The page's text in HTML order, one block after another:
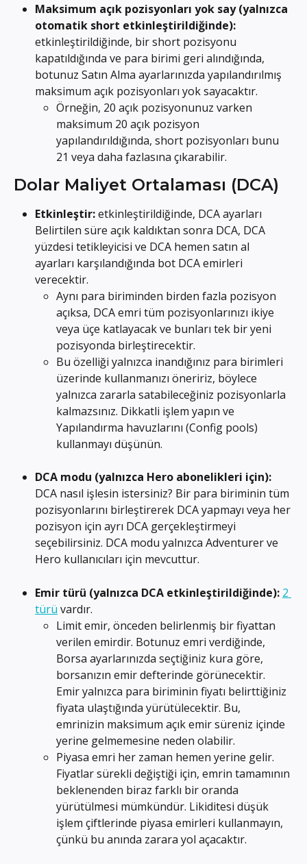
Maksimum açık pozisyonları yok say (yalnızca
otomatik short etkinleştirildiğinde):
etkinleştirildiğinde, bir short pozisyonu
kapatıldığında ve para birimi geri alındığında,
botunuz Satın Alma ayarlarınızda yapılandırılmış
maksimum açık pozisyonları yok sayacaktır.
Örneğin, 20 açık pozisyonunuz varken
maksimum 20 açık pozisyon
yapılandırıldığında, short pozisyonları bunu
21 veya daha fazlasına çıkarabilir.
Dolar Maliyet Ortalaması (DCA)
Etkinleştir: etkinleştirildiğinde, DCA ayarları
Belirtilen süre açık kaldıktan sonra DCA, DCA
yüzdesi tetikleyicisi ve DCA hemen satın al
ayarları karşılandığında bot DCA emirleri
verecektir.
Aynı para biriminden birden fazla pozisyon
açıksa, DCA emri tüm pozisyonlarınızı ikiye
veya üçe katlayacak ve bunları tek bir yeni
pozisyonda birleştirecektir.
Bu özelliği yalnızca inandığınız para birimleri
üzerinde kullanmanızı öneririz, böylece
yalnızca zararla satabileceğiniz pozisyonlarla
kalmazsınız. Dikkatli işlem yapın ve
Yapılandırma havuzlarını (Config pools)
kullanmayı düşünün.
DCA modu (yalnızca Hero abonelikleri için):
DCA nasıl işlesin istersiniz? Bir para biriminin tüm
pozisyonlarını birleştirerek DCA yapmayı veya her
pozisyon için ayrı DCA gerçekleştirmeyi
seçebilirsiniz. DCA modu yalnızca Adventurer ve
Hero kullanıcıları için mevcuttur.
Emir türü (yalnızca DCA etkinleştirildiğinde): 2
türü vardır.
Limit emir, önceden belirlenmiş bir fiyattan
verilen emirdir. Botunuz emri verdiğinde,
Borsa ayarlarınızda seçtiğiniz kura göre,
borsanızın emir defterinde görünecektir.
Emir yalnızca para biriminin fiyatı belirttiğiniz
fiyata ulaştığında yürütülecektir. Bu,
emrinizin maksimum açık emir süreniz içinde
yerine gelmemesine neden olabilir.
Piyasa emri her zaman hemen yerine gelir.
Fiyatlar sürekli değiştiği için, emrin tamamının
beklenenden biraz farklı bir oranda
yürütülmesi mümkündür. Likiditesi düşük
işlem çiftlerinde piyasa emirleri kullanmayın,
çünkü bu anında zarara yol açacaktır.